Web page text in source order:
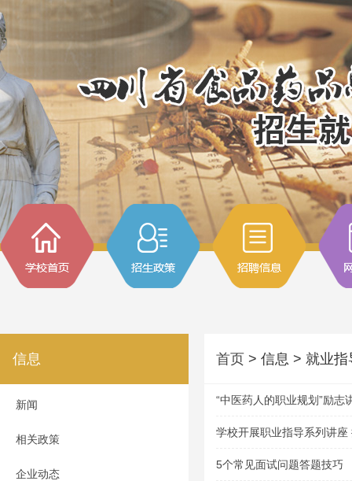
信息
新闻
相关政策
企业动态
首页 > 信息 > 就业指
“中医药人的职业规划”励志
学校开展职业指导系列讲
5个常见面试问题答题技巧